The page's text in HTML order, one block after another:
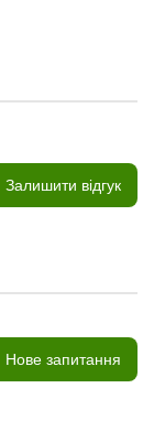
Залишити відгук
Нове запитання